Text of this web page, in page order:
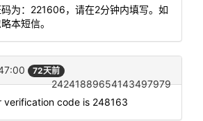
码为：221606，请在2分钟内填写。如
本短信。
72天前
24241889654143497979
verification code is 248163